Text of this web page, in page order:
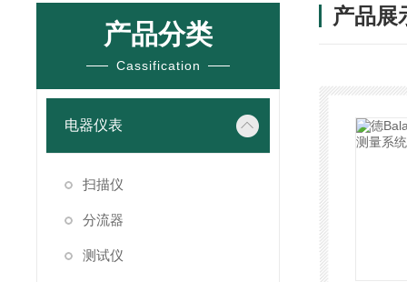
产品分类
Cassification
电器仪表
扫描仪
分流器
测试仪
产品展